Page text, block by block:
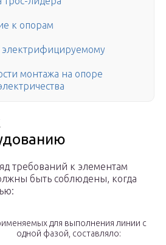
к опорам
электрифицируемому
монтажа на опоре
требований к элементам
быть соблюдены, когда
для выполнения линии с
одной фазой, составляло: